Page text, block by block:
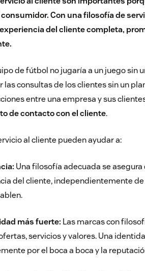
Con una filosofía de
del cliente completa,
.
de fútbol no jugaría a un juego sin
las consultas de los clientes sin un
entre una empresa y sus
de contacto con el cliente.
al cliente pueden ayudar a:
Una filosofía adecuada se
del cliente, independientemente
más fuerte: Las marcas con
servicios y valores. Una
por el boca a boca y la